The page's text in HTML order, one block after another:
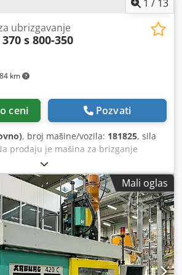
1 / 13
km
ubrizgavanje
s 800-350
ceni Pozvati
, broj mašine/vozila: 181825, sila
prodaju je mašina za brizganje
model Allrounder 370 S 800-350.
stanju. Tehnički podaci: Arburg
350 mašina za brizganje plastike -
8.011.944 - Pumpa: 69.544 h -
h - Zatizna sila: 800 kN (≈80 tona) -
(H x V): 370 mm x 370 mm Cjdpsxt
za alat (H x V): 545 mm x 545 mm -
500 mm (varijabilno) -
visina alata: min. 250 mm, delimično i
Mali oglas